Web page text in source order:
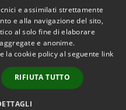
Copyright © 2026 • Comune di
Morro d'Alba • Powered by
Municipium•
Accesso
redazione
e assimilati strettamente
e alla navigazione del sito,
al solo fine di elaborare
e anonime.
la cookie policy al seguente link
RIFIUTA TUTTO